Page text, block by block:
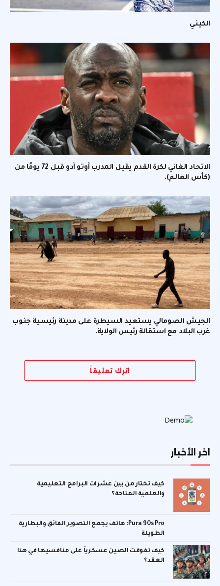
الكيني
الاتحاد الغاني لكرة القدم يقيل المدرب أوتو آدو قبل 72 يومًا من
(كأس العالم).
الجيش الصومالي يستعيد السيطرة على مدينة رئيسية جنوب
غرب البلاد مع استقالة رئيس الولاية.
اترك تعليقاً
اخر الأخبار
كيف تختار من بين عشرات البرامج التعليمية
والعلمية المتاحة؟
Pura 90s Pro: هاتف يجمع التصوير الفائق والبطارية
الطويلة
كيف تفوقت الصين عسكرياً على منافسيها في هذا
العقد؟